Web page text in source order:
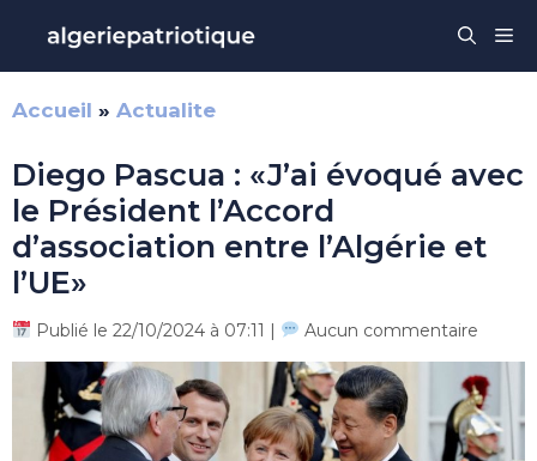
contenu
Accueil » Actualite
Diego Pascua : «J’ai évoqué avec
le Président l’Accord
d’association entre l’Algérie et
l’UE»
Publié le 22/10/2024 à 07:11 | Aucun commentaire